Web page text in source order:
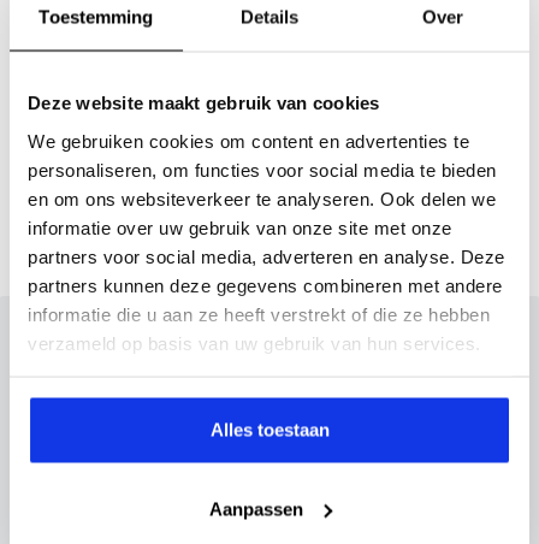
Toestemming Details Over
Deze website maakt gebruik van cookies
We gebruiken cookies om content en advertenties te
personaliseren, om functies voor social media te bieden
en om ons websiteverkeer te analyseren. Ook delen we
informatie over uw gebruik van onze site met onze
partners voor social media, adverteren en analyse. Deze
partners kunnen deze gegevens combineren met andere
informatie die u aan ze heeft verstrekt of die ze hebben
verzameld op basis van uw gebruik van hun services.
Alles toestaan
Aanpassen
Actieradius
Gemmiddeld elektrisch
verbuik
21.9 kW
Inruilvoorstel op deze auto?
inruilauto mee te sturen.